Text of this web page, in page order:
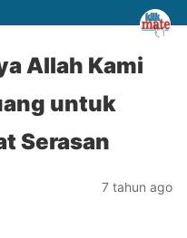
Allah Kami
untuk
Serasan
7 tahun ago